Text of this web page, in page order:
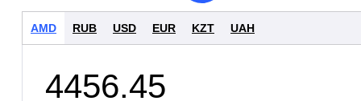
AMD RUB USD EUR KZT UAH